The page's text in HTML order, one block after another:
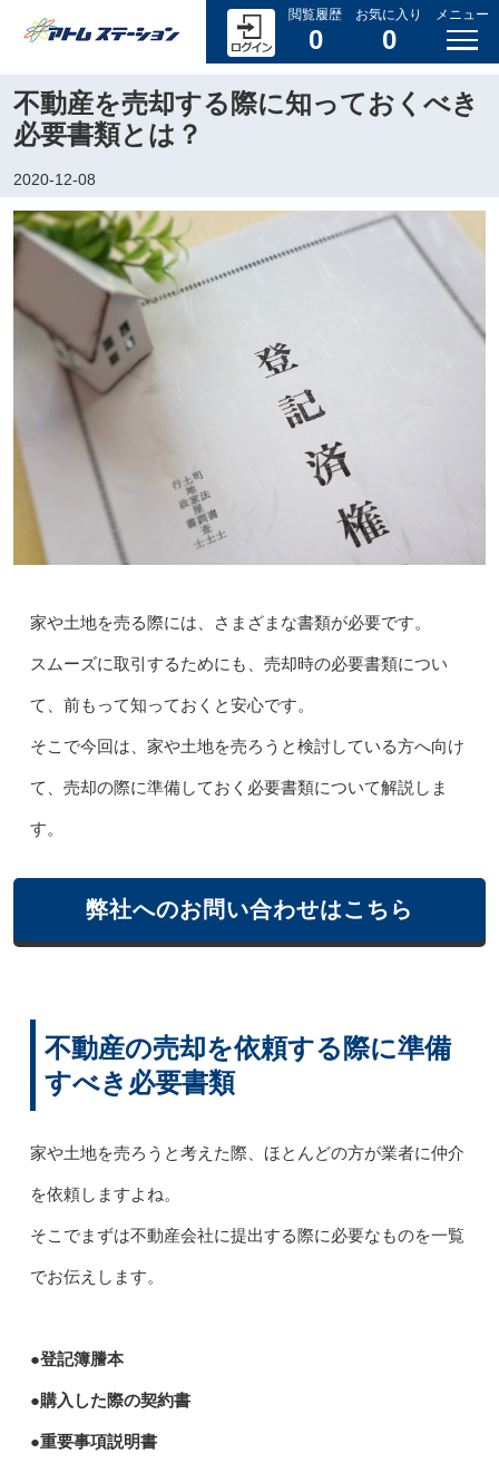
閲覧履歴
0
お気に入り
0
メニュー
不動産を売却する際に知っておくべき
必要書類とは？
2020-12-08
家や土地を売る際には、さまざまな書類が必要です。
スムーズに取引するためにも、売却時の必要書類につい
て、前もって知っておくと安心です。
そこで今回は、家や土地を売ろうと検討している方へ向け
て、売却の際に準備しておく必要書類について解説しま
す。
弊社へのお問い合わせはこちら
不動産の売却を依頼する際に準備
すべき必要書類
家や土地を売ろうと考えた際、ほとんどの方が業者に仲介
を依頼しますよね。
そこでまずは不動産会社に提出する際に必要なものを一覧
でお伝えします。
●登記簿謄本
●購入した際の契約書
●重要事項説明書